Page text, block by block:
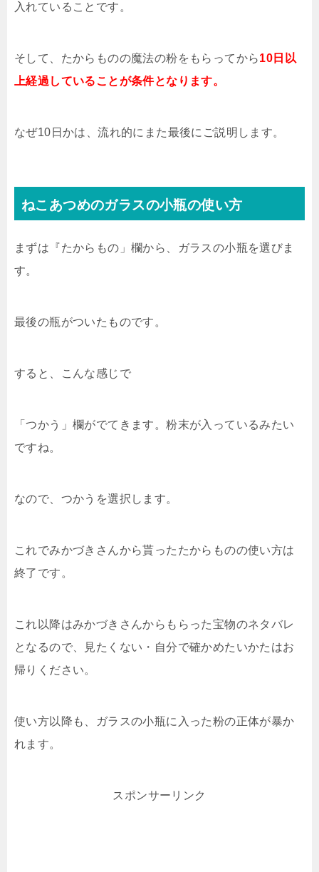
入れていることです。
そして、たからものの魔法の粉をもらってから10日以
上経過していることが条件となります。
なぜ10日かは、流れ的にまた最後にご説明します。
ねこあつめのガラスの小瓶の使い方
まずは『たからもの」欄から、ガラスの小瓶を選びま
す。
最後の瓶がついたものです。
すると、こんな感じで
「つかう」欄がでてきます。粉末が入っているみたい
ですね。
なので、つかうを選択します。
これでみかづきさんから貰ったたからものの使い方は
終了です。
これ以降はみかづきさんからもらった宝物のネタバレ
となるので、見たくない・自分で確かめたいかたはお
帰りください。
使い方以降も、ガラスの小瓶に入った粉の正体が暴か
れます。
スポンサーリンク